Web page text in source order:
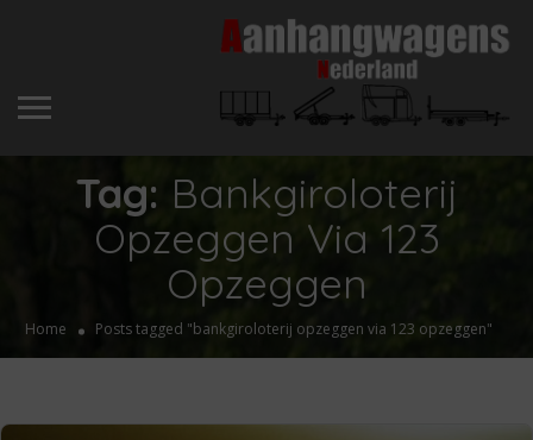
Tag: Bankgiroloterij
Opzeggen Via 123
Opzeggen
Home Posts tagged "bankgiroloterij opzeggen via 123 opzeggen"